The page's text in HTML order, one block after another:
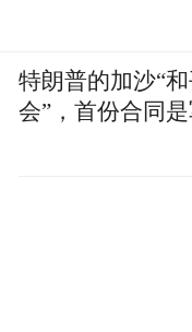
特朗普的加沙“
会”，首份合同